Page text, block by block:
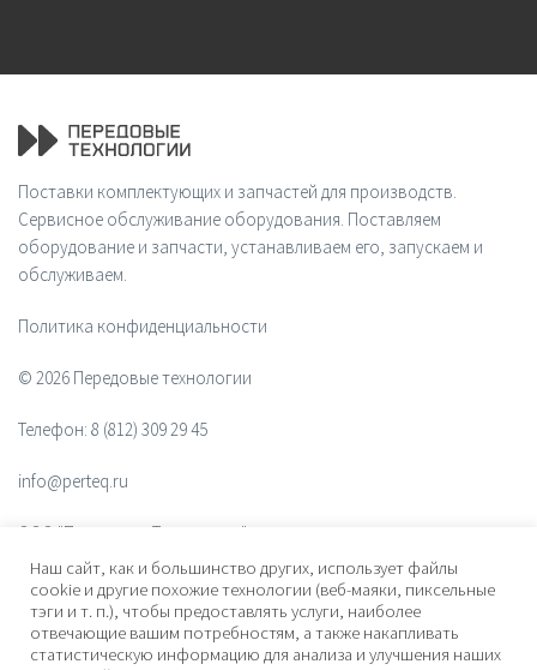
Поставки комплектующих и запчастей для производств.
Сервисное обслуживание оборудования. Поставляем
оборудование и запчасти, устанавливаем его, запускаем и
обслуживаем.
Политика конфиденциальности
© 2026 Передовые технологии
Телефон: 8 (812) 309 29 45
info@perteq.ru
ООО "Передовые Технологии"
ОГРН 1117847072628
Почтовый индекс 196006
Наш сайт, как и большинство других, использует файлы
cookie и другие похожие технологии (веб-маяки, пиксельные
тэги и т. п.), чтобы предоставлять услуги, наиболее
отвечающие вашим потребностям, а также накапливать
статистическую информацию для анализа и улучшения наших